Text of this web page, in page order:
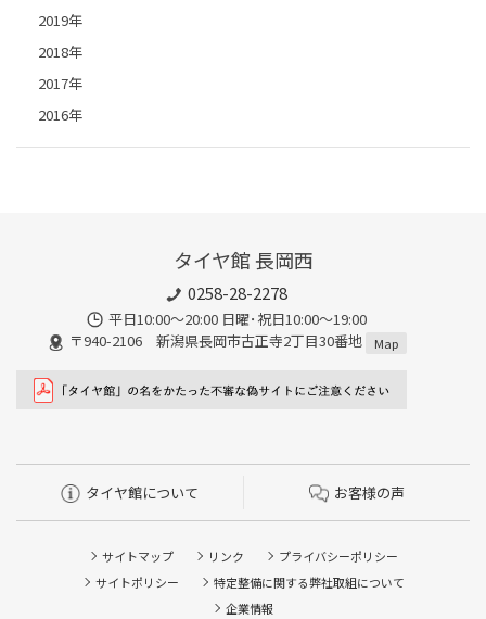
2019年
2018年
2017年
2016年
タイヤ館 長岡西
0258-28-2278
平日10:00～20:00 日曜･祝日10:00～19:00
〒940-2106 新潟県長岡市古正寺2丁目30番地
Map
タイヤ館について お客様の声
サイトマップ リンク
プライバシーポリシー
サイトポリシー
特定整備に関する弊社取組について
企業情報